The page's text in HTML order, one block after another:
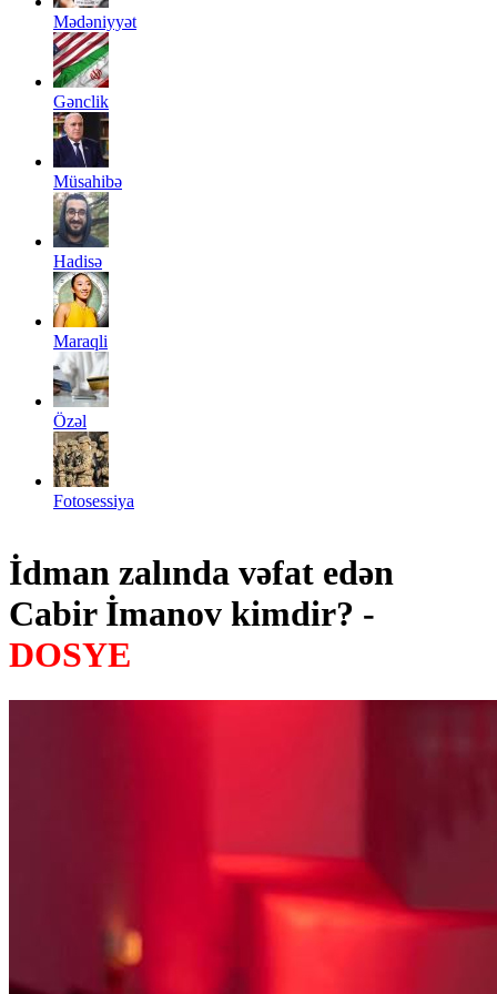
Mədəniyyət
Gənclik
Müsahibə
Hadisə
Maraqli
Özəl
Fotosessiya
İdman zalında vəfat edən
Cabir İmanov kimdir? -
DOSYE